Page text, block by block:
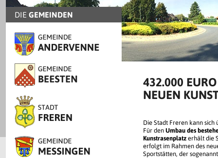
DIE GEMEINDEN
432.000
NEUEN
Die Stadt Freren kann sich
Für den Umbau des
Kunstrasenplatz erhält die
erfolgt im Rahmen des
Sportstätten, der